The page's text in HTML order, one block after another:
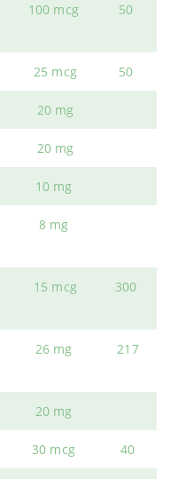
100 mcg 50
25 mcg 50
20 mg
20 mg
10 mg
8 mg
15 mcg 300
26 mg 217
20 mg
30 mcg 40